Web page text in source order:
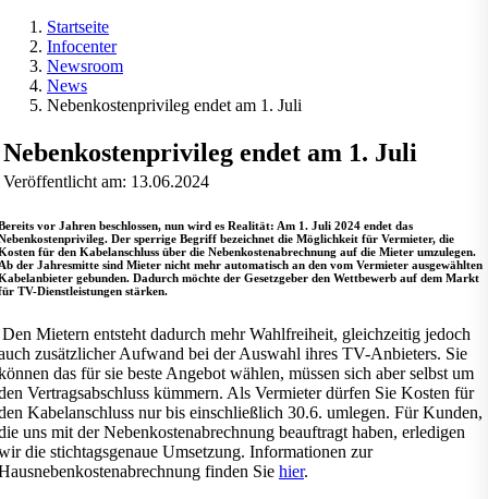
Startseite
Infocenter
Newsroom
News
Nebenkostenprivileg endet am 1. Juli
Nebenkostenprivileg endet am 1. Juli
Veröffentlicht am: 13.06.2024
vor Jahren beschlossen, nun wird es Realität: Am 1. Juli 2024 endet das
Der sperrige Begriff bezeichnet die Möglichkeit für Vermieter, die
für den Kabelanschluss über die Nebenkostenabrechnung auf die Mieter umzulegen.
der Jahresmitte sind Mieter nicht mehr automatisch an den vom Vermieter ausgewählten
gebunden. Dadurch möchte der Gesetzgeber den Wettbewerb auf dem Markt
TV-Dienstleistungen stärken.
Den Mietern entsteht dadurch mehr Wahlfreiheit, gleichzeitig jedoch
zusätzlicher Aufwand bei der Auswahl ihres TV-Anbieters. Sie
das für sie beste Angebot wählen, müssen sich aber selbst um
Vertragsabschluss kümmern. Als Vermieter dürfen Sie Kosten für
Kabelanschluss nur bis einschließlich 30.6. umlegen. Für Kunden,
uns mit der Nebenkostenabrechnung beauftragt haben, erledigen
die stichtagsgenaue Umsetzung. Informationen zur
finden Sie hier.